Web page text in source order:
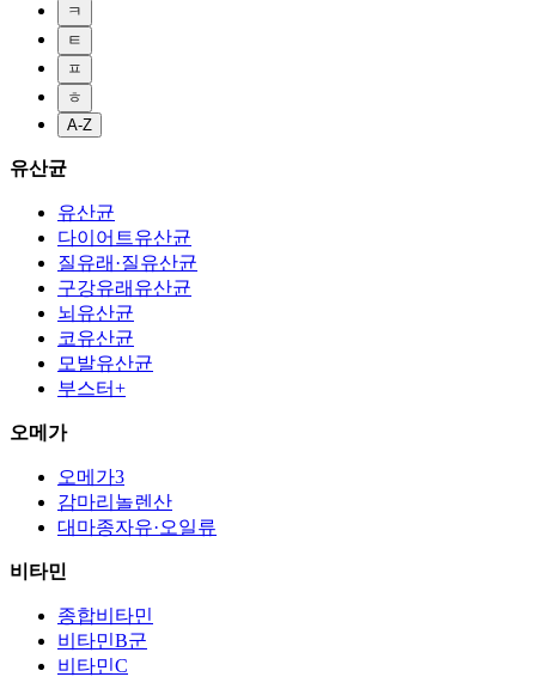
ㅋ
ㅌ
ㅍ
ㅎ
A-Z
유산균
유산균
다이어트유산균
질유래·질유산균
구강유래유산균
뇌유산균
코유산균
모발유산균
부스터+
오메가
오메가3
감마리놀렌산
대마종자유·오일류
비타민
종합비타민
비타민B군
비타민C